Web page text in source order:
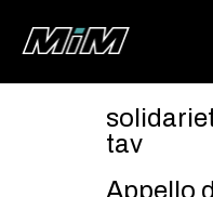
tav
Appello